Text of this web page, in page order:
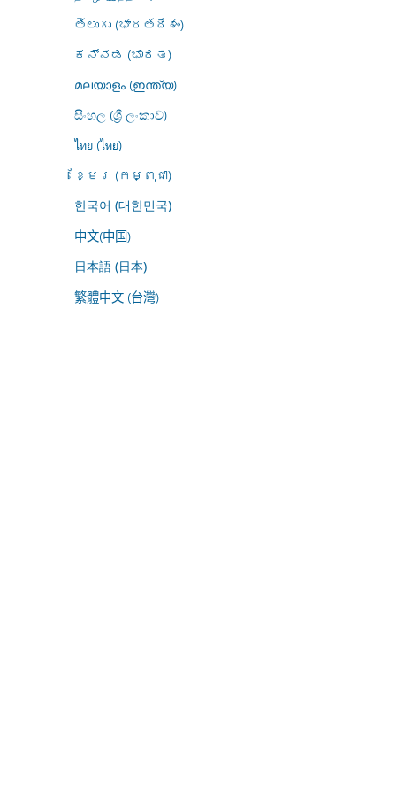
తెలుగు (భారతదేశం)
ಕನ್ನಡ (ಭಾರತ)
മലയാളം (ഇന്ത്യ)
සිංහල (ශ්‍රී ලංකාව)
ไทย (ไทย)
ខ្មែរ (កម្ពុជា)
한국어 (대한민국)
中文(中国)
日本語 (日本)
繁體中文 (台灣)